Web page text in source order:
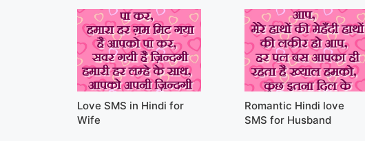
Love SMS in Hindi for
Wife
Romantic Hindi love
SMS for Husband